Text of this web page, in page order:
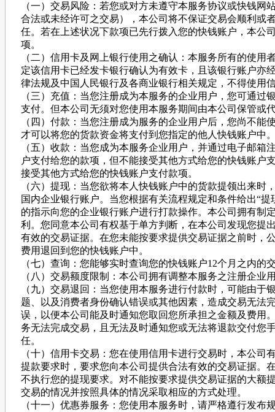
（一）交易风险：若您或对方未遵守本服务协议或快钱
合法或未经许可之交易），本公司将不保证交易会顺利或
任。若在上述状况下款项已先行拨入您的快钱账户，本公
项。
（二）信用卡及网上银行使用之确认：本服务所有的使
定该信用卡已经发卡银行确认为有效卡，且该银行账户亦
律法规及中国人民银行及各商业银行相关规定，不得使用
（三）充值：当您注册成为本服务的企业用户，您可通
支付。但本公司无须对您使用本服务期间由本公司保管或
（四）付款：当您注册成为服务的企业用户后，您尚不
才可以将您的货款资金将支付到您指定的他人快钱账户中
（五）收款：当您成为本服务企业用户，并通过电子邮
户支付给您的款项，但不能接受其他方式给您的快钱账户
接受其他方式给您的快钱账户支付款项。
（六）提现：当您欲将本人快钱账户中的货款提领出来
国内企业银行账户。当您根据有关流程规定和条件给出“
的指示向您的企业银行账户进行打款操作。本公司拥有制
利。您同意本公司有权基于单方判断，在本公司发现您提
有效的交易证据。在您未能按要求提供交易证据之前时，
费用退回到您的快钱账户中。
（七）查询：您能够实时查询您的快钱账户12个月之内的
（八）交易额度限制：本公司拥有调整本服务之注册企业
（九）交易退回：当您使用本服务进行付款时，可能由
题、以及消费者身份确认错误或其他因素，造成交易无法
误，以便本公司能及时通知您取回您所承担之金额及费用
务无法完成交易，且无法及时通知您或无法将退款交付您
任。
（十）信用卡交易：您在使用信用卡进行交易时，本公
提款要求时，要求您向本公司提供合法有效的交易证据。
不执行您的提现要求。对不能按要求提供交易证据的大额
交易的情况并按照具体的情况采取相应的方式处理。
（十一）优惠券服务：您使用本服务时，请严格遵行发